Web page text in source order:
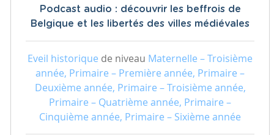
Podcast audio : découvrir les beffrois de
Belgique et les libertés des villes médiévales
Eveil historique de niveau Maternelle – Troisième
année, Primaire – Première année, Primaire –
Deuxième année, Primaire – Troisième année,
Primaire – Quatrième année, Primaire –
Cinquième année, Primaire – Sixième année